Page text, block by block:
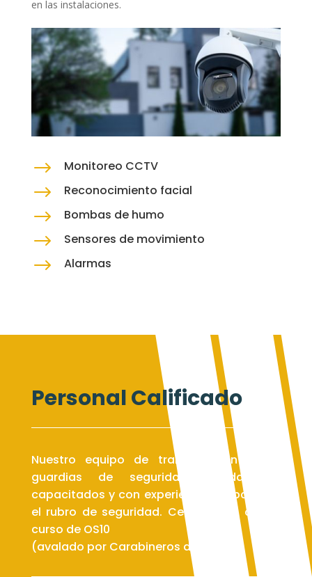
en las instalaciones.
$ Monitoreo CCTV
$ Reconocimiento facial
$ Bombas de humo
$ Sensores de movimiento
$ Alarmas
Personal Calificado
Nuestro equipo de trabajo cuenta con
guardias de seguridad debidamente
capacitados y con experiencia probada en
el rubro de seguridad. Certificados con el
curso de OS10
(avalado por Carabineros de Chile).